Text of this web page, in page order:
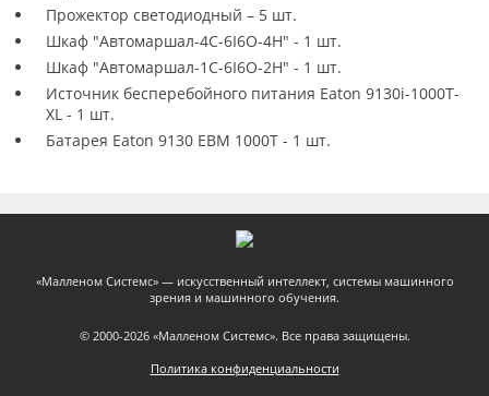
Прожектор светодиодный – 5 шт.
Шкаф "Автомаршал-4C-6I6O-4H" - 1 шт.
Шкаф "Автомаршал-1C-6I6O-2H" - 1 шт.
Источник бесперебойного питания Eaton 9130i-1000T-
XL - 1 шт.
Батарея Eaton 9130 EBM 1000T - 1 шт.
«Малленом Системс» — искусственный интеллект, системы машинного
зрения и машинного обучения.
© 2000-2026 «Малленом Системс». Все права защищены.
Политика конфиденциальности